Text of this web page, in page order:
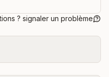
? signaler un problème